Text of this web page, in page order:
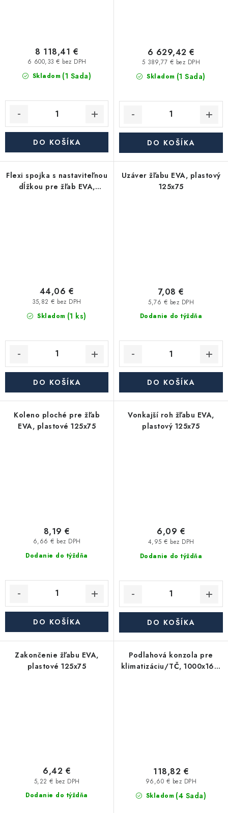
Skladom (1 Sada)
6 600,33 € bez DPH
8 118,41 €
DO KOŠÍKA
Skladom (1 Sada)
5 389,77 € bez DPH
6 629,42 €
DO KOŠÍKA
Flexi spojka s nastaviteľnou
dĺžkou pre žľab EVA,
Skladom (1 ks)
35,82 € bez DPH
44,06 €
DO KOŠÍKA
Uzáver žľabu EVA, plastový
125x75
Dodanie do týždňa
5,76 € bez DPH
7,08 €
DO KOŠÍKA
Koleno ploché pre žľab
EVA, plastové 125x75
Dodanie do týždňa
6,66 € bez DPH
8,19 €
DO KOŠÍKA
Vonkajší roh žľabu EVA,
plastový 125x75
Dodanie do týždňa
4,95 € bez DPH
6,09 €
DO KOŠÍKA
Zakončenie žľabu EVA,
plastové 125x75
Dodanie do týždňa
5,22 € bez DPH
6,42 €
Podlahová konzola pre
klimatizáciu/TČ, 1000x160,
Skladom (4 Sada)
96,60 € bez DPH
118,82 €